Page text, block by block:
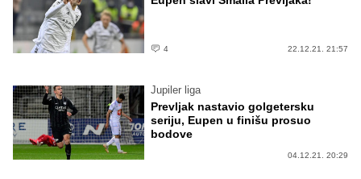
4 22.12.21. 21:57
Jupiler liga
Prevljak nastavio golgetersku
seriju, Eupen u finišu prosuo
bodove
04.12.21. 20:29